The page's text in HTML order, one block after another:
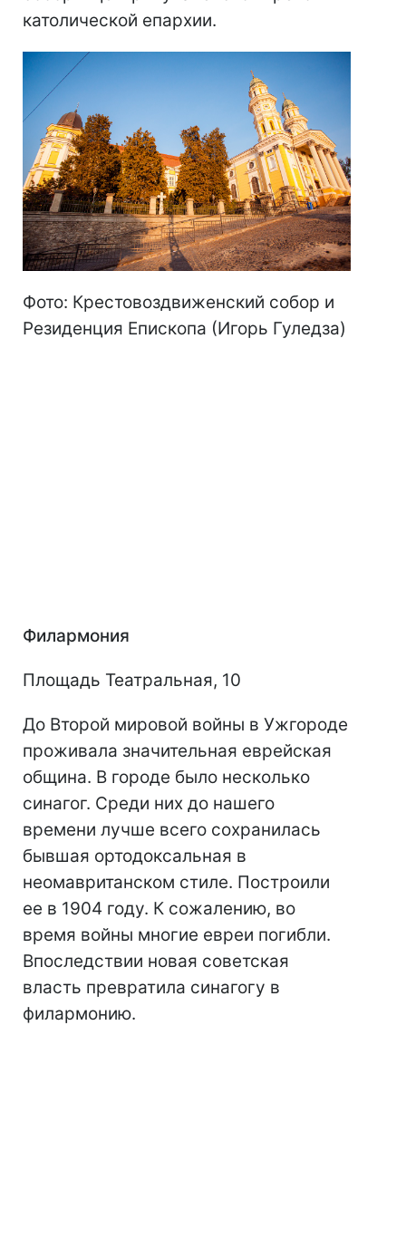
католической епархии.
Фото: Крестовоздвиженский собор и
Резиденция Епископа (Игорь Гуледза)
Филармония
Площадь Театральная, 10
До Второй мировой войны в Ужгороде
проживала значительная еврейская
община. В городе было несколько
синагог. Среди них до нашего
времени лучше всего сохранилась
бывшая ортодоксальная в
неомавританском стиле. Построили
ее в 1904 году. К сожалению, во
время войны многие евреи погибли.
Впоследствии новая советская
власть превратила синагогу в
филармонию.